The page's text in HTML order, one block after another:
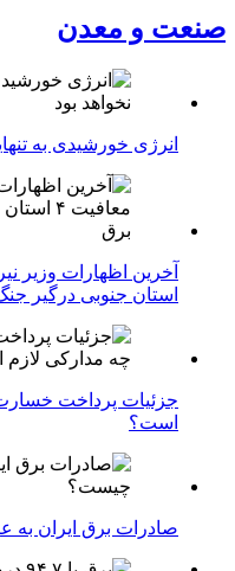
صنعت و معدن
انرژی خورشیدی به
استان جنوبی درگیر
جزئیات پرداخت
است؟
صادرات برق ایران